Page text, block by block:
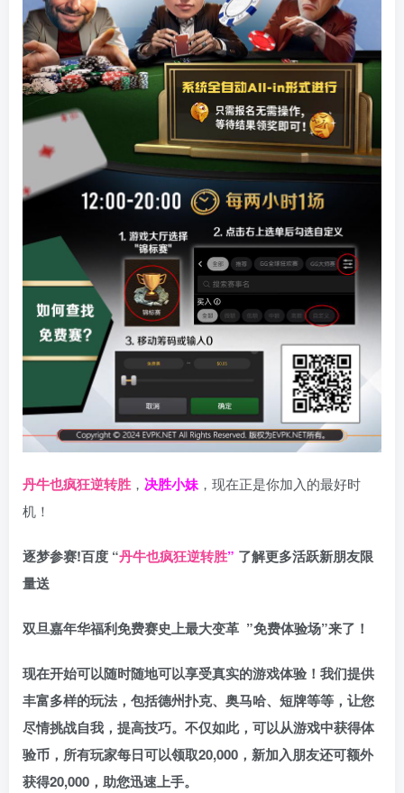
丹牛也疯狂逆转胜， 决胜小妹，现在正是你加入的最好时
机！
逐梦参赛!百度 “丹牛也疯狂逆转胜” 了解更多活跃新朋友限
量送
双旦嘉年华福利免费赛史上最大变革 ”免费体验场”来了！
现在开始可以随时随地可以享受真实的游戏体验！我们提供
丰富多样的玩法，包括德州扑克、奥马哈、短牌等等，让您
尽情挑战自我，提高技巧。不仅如此， 可以从游戏中获得体
验币，所有玩家每日可以领取20,000，新加入朋友还可额外
获得20,000，助您迅速上手。